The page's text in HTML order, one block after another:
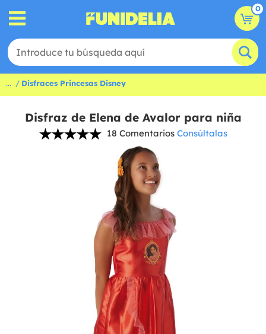
0
... Disfraces Princesas Disney
Disfraz de Elena de Avalor para niña
18 Comentarios Consúltalas